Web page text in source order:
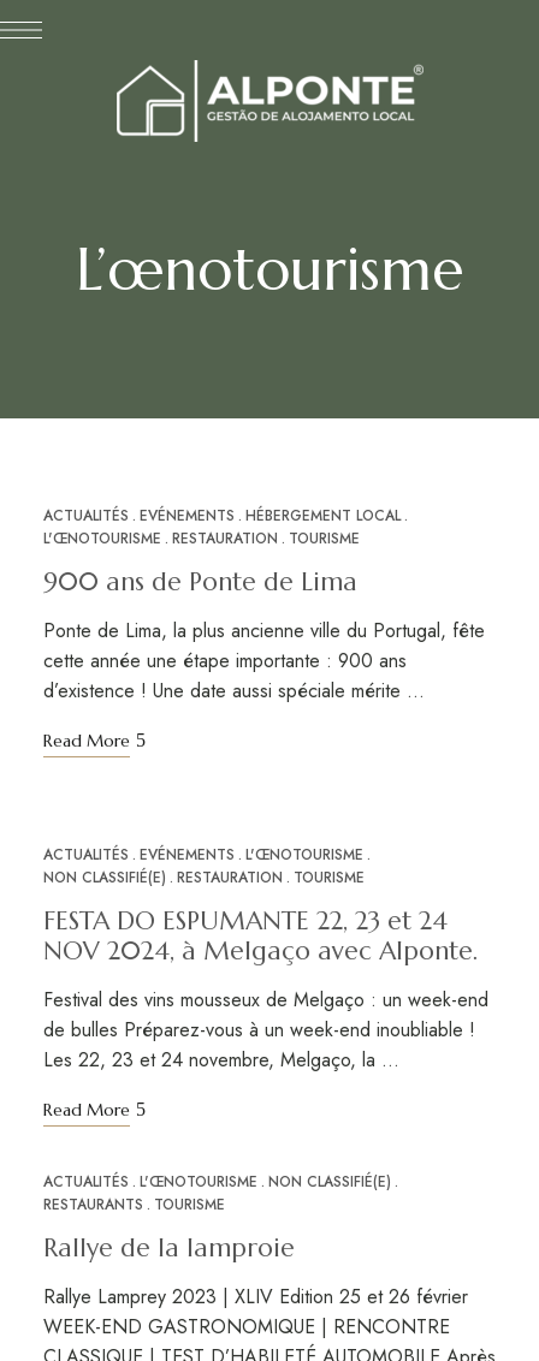
L’œnotourisme
FÉV
27
ACTUALITÉS EVÉNEMENTS HÉBERGEMENT LOCAL
L'ŒNOTOURISME RESTAURATION TOURISME
900 ans de Ponte de Lima
Ponte de Lima, la plus ancienne ville du Portugal, fête
cette année une étape importante : 900 ans
d’existence ! Une date aussi spéciale mérite …
Read More
NOV
18
ACTUALITÉS EVÉNEMENTS L'ŒNOTOURISME
NON CLASSIFIÉ(E) RESTAURATION TOURISME
FESTA DO ESPUMANTE 22, 23 et 24
NOV 2024, à Melgaço avec Alponte.
Festival des vins mousseux de Melgaço : un week-end
de bulles Préparez-vous à un week-end inoubliable !
Les 22, 23 et 24 novembre, Melgaço, la …
Read More
NOV
10
ACTUALITÉS L'ŒNOTOURISME NON CLASSIFIÉ(E)
RESTAURANTS
TOURISME
Rallye de la lamproie
Rallye Lamprey 2023 | XLIV Edition 25 et 26 février
WEEK-END GASTRONOMIQUE | RENCONTRE